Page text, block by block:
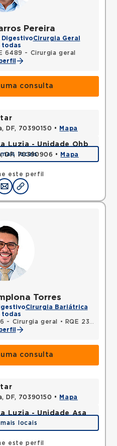
Pereira
Cirurgia Geral
todas
6489 - Cirurgia geral
consulta
este perfil
DF, 70390150 • Mapa
Luzia - Unidade Ohb
DF, 70390906 • Mapa
locais
Torres
Cirurgia Bariátrica
todas
- Cirurgia geral •
RQE 23761 - Cirurgia do aparelho digestivo
consulta
este perfil
DF, 70390150 • Mapa
Luzia - Unidade Asa
DF, 70390903 •Mapa
locais